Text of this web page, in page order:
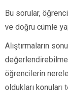
Bu sorular,
ve doğru cümle
Alıştırmaların
öğrencilerin
oldukları konuları